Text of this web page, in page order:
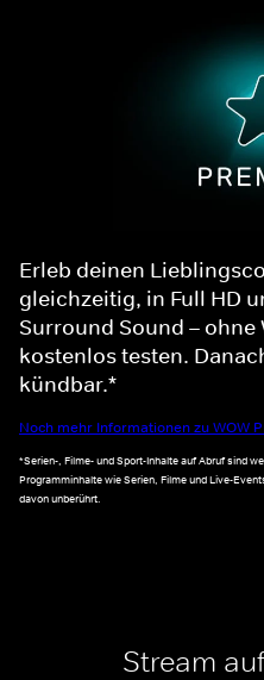
Erleb deinen
gleichzeitig, in Full HD
Surround Sound – ohne
kostenlos testen.
kündbar.*
Noch mehr Informationen zu WOW
*Serien-, Filme- und Sport-Inhalte auf Abruf sind
Programminhalte wie Serien, Filme und Live-
davon unberührt.
Stream